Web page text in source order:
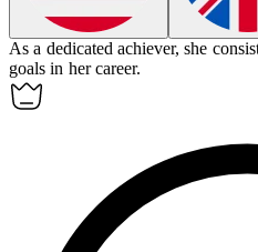
As a dedicated achiever, she
goals in her career.